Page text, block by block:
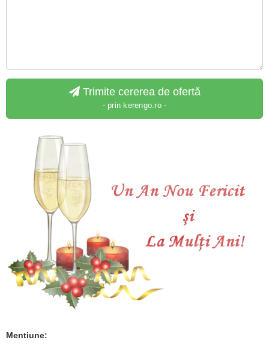
Trimite cererea de ofertă
- prin kerengo.ro -
Mentiune: